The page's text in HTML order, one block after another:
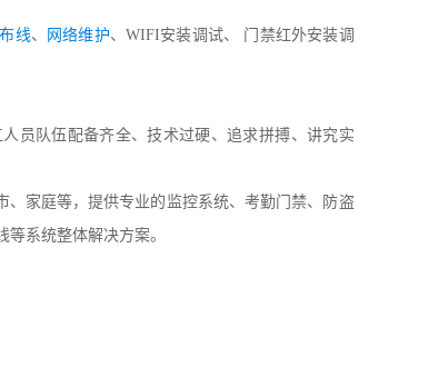
线、 网络维护、WIFI安装调试、 门禁红外安装调
员队伍配备齐全、技术过硬、追求拼搏、讲究实
家庭等，提供专业的监控系统、考勤门禁、防盗
系统整体解决方案。